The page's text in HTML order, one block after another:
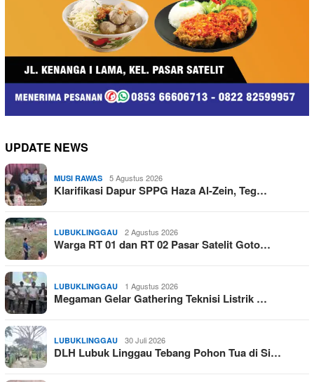
UPDATE NEWS
MUSI RAWAS 5 Agustus 2026
Klarifikasi Dapur SPPG Haza Al-Zein, Teg…
LUBUKLINGGAU 2 Agustus 2026
Warga RT 01 dan RT 02 Pasar Satelit Goto…
LUBUKLINGGAU 1 Agustus 2026
Megaman Gelar Gathering Teknisi Listrik …
LUBUKLINGGAU 30 Juli 2026
DLH Lubuk Linggau Tebang Pohon Tua di Si…